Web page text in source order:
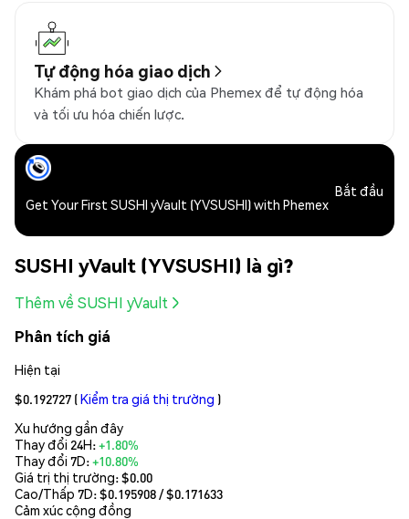
Tự động hóa giao dịch
Khám phá bot giao dịch của Phemex để tự động hóa
và tối ưu hóa chiến lược.
Get Your First SUSHI yVault (YVSUSHI) with Phemex
Bắt đầu
SUSHI yVault (YVSUSHI) là gì?
Thêm về SUSHI yVault
Phân tích giá
Hiện tại
$0.192727 (Kiểm tra giá thị trường )
Xu hướng gần đây
Thay đổi 24H:+1.80%
Thay đổi 7D:+10.80%
Giá trị thị trường:$0.00
Cao/Thấp 7D: $0.195908/ $0.171633
Cảm xúc cộng đồng